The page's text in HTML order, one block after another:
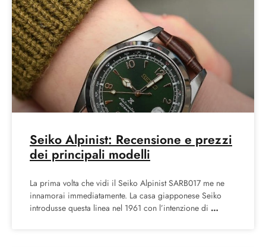
Seiko Alpinist: Recensione e prezzi
dei principali modelli
La prima volta che vidi il Seiko Alpinist SARB017 me ne
innamorai immediatamente. La casa giapponese Seiko
introdusse questa linea nel 1961 con l’intenzione di